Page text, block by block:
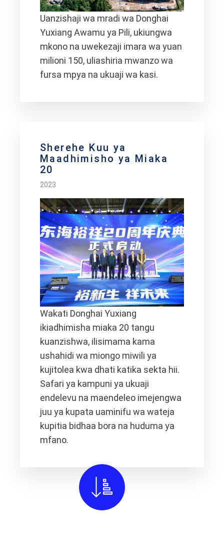
Uanzishaji wa mradi wa Donghai
Yuxiang Awamu ya Pili, ukiungwa
mkono na uwekezaji imara wa yuan
milioni 150, uliashiria mwanzo wa
fursa mpya na ukuaji wa kasi.
Sherehe Kuu ya
Maadhimisho ya Miaka
20
2023
Wakati Donghai Yuxiang
ikiadhimisha miaka 20 tangu
kuanzishwa, ilisimama kama
ushahidi wa miongo miwili ya
kujitolea kwa dhati katika sekta hii.
Safari ya kampuni ya ukuaji
endelevu na maendeleo imejengwa
juu ya kupata uaminifu wa wateja
kupitia bidhaa bora na huduma ya
mfano.